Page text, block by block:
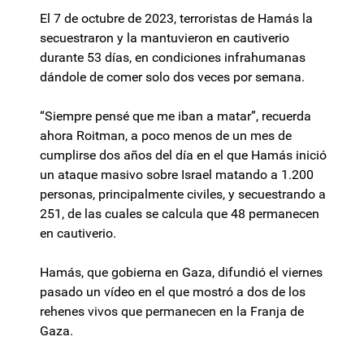
El 7 de octubre de 2023, terroristas de Hamás la
secuestraron y la mantuvieron en cautiverio
durante 53 días, en condiciones infrahumanas
dándole de comer solo dos veces por semana.
“Siempre pensé que me iban a matar”, recuerda
ahora Roitman, a poco menos de un mes de
cumplirse dos años del día en el que Hamás inició
un ataque masivo sobre Israel matando a 1.200
personas, principalmente civiles, y secuestrando a
251, de las cuales se calcula que 48 permanecen
en cautiverio.
Hamás, que gobierna en Gaza, difundió el viernes
pasado un vídeo en el que mostró a dos de los
rehenes vivos que permanecen en la Franja de
Gaza.